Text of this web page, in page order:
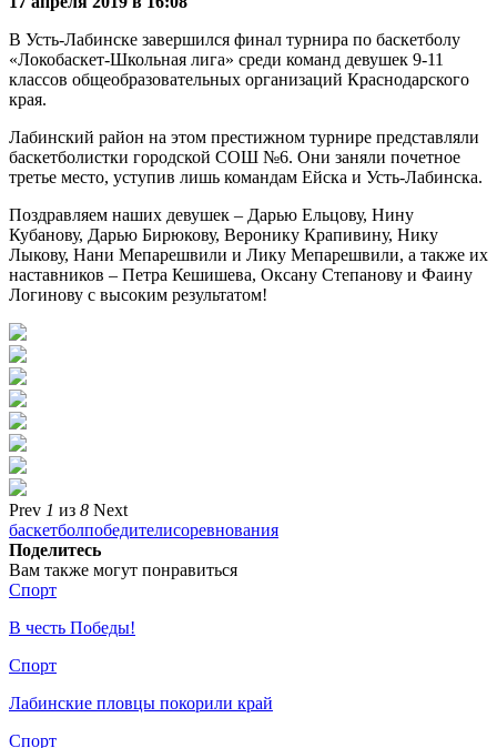
В Усть-Лабинске завершился финал турнира по баскетболу
«Локобаскет-Школьная лига» среди команд девушек 9-11
классов общеобразовательных организаций Краснодарского
края.
Лабинский район на этом престижном турнире представляли
баскетболистки городской СОШ №6. Они заняли почетное
третье место, уступив лишь командам Ейска и Усть-Лабинска.
Поздравляем наших девушек – Дарью Ельцову, Нину
Кубанову, Дарью Бирюкову, Веронику Крапивину, Нику
Лыкову, Нани Мепарешвили и Лику Мепарешвили, а также их
наставников – Петра Кешишева, Оксану Степанову и Фаину
Логинову с высоким результатом!
Prev 1 из 8 Next
баскетболпобедителисоревнования
Поделитесь
Вам также могут понравиться
Спорт
В честь Победы!
Спорт
Лабинские пловцы покорили край
Спорт